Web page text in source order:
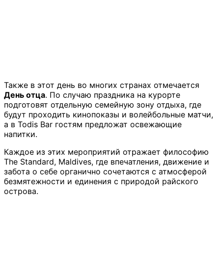
Также в этот день во многих странах отмечается
День отца. По случаю праздника на курорте
подготовят отдельную семейную зону отдыха, где
будут проходить кинопоказы и волейбольные матчи,
а в Todis Bar гостям предложат освежающие
напитки.
Каждое из этих мероприятий отражает философию
The Standard, Maldives, где впечатления, движение и
забота о себе органично сочетаются с атмосферой
безмятежности и единения с природой райского
острова.